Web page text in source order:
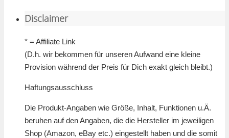
Disclaimer
* = Affiliate Link
(D.h. wir bekommen für unseren Aufwand eine kleine
Provision während der Preis für Dich exakt gleich bleibt.)
Haftungsausschluss
Die Produkt-Angaben wie Größe, Inhalt, Funktionen u.Ä.
beruhen auf den Angaben, die die Hersteller im jeweiligen
Shop (Amazon, eBay etc.) eingestellt haben und die somit